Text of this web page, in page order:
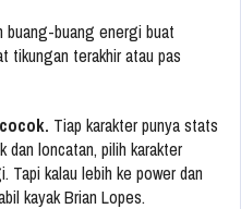
buang-buang energi buat
tikungan terakhir atau pas
Tiap karakter punya stats
dan loncatan, pilih karakter
kalau lebih ke power dan
kayak Brian Lopes.